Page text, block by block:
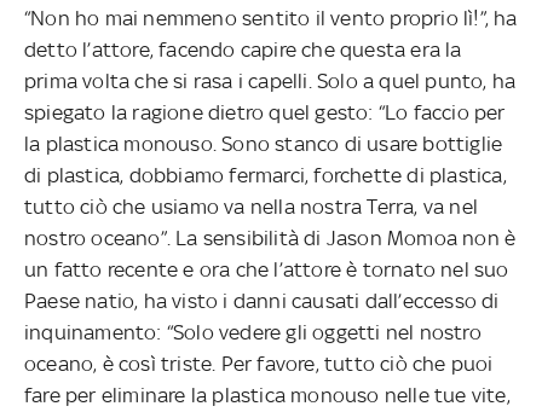
“Non ho mai nemmeno sentito il vento proprio lì!”, ha
detto l’attore, facendo capire che questa era la
prima volta che si rasa i capelli. Solo a quel punto, ha
spiegato la ragione dietro quel gesto: “Lo faccio per
la plastica monouso. Sono stanco di usare bottiglie
di plastica, dobbiamo fermarci, forchette di plastica,
tutto ciò che usiamo va nella nostra Terra, va nel
nostro oceano”. La sensibilità di Jason Momoa non è
un fatto recente e ora che l’attore è tornato nel suo
Paese natio, ha visto i danni causati dall’eccesso di
inquinamento: “Solo vedere gli oggetti nel nostro
oceano, è così triste. Per favore, tutto ciò che puoi
fare per eliminare la plastica monouso nelle tue vite,